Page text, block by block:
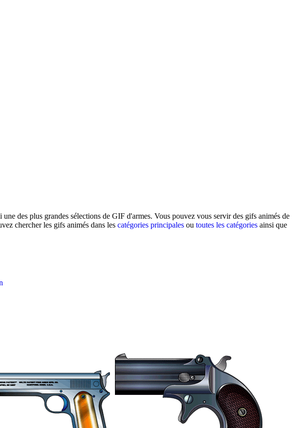
des plus grandes sélections de GIF d'armes. Vous pouvez vous servir des gifs animés de
chercher les gifs animés dans les catégories principales ou toutes les catégories ainsi que